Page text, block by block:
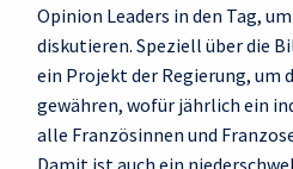
Opinion Leaders in den Tag,
diskutieren. Speziell über die
ein Projekt der Regierung, um
gewähren, wofür jährlich ein
alle Französinnen und